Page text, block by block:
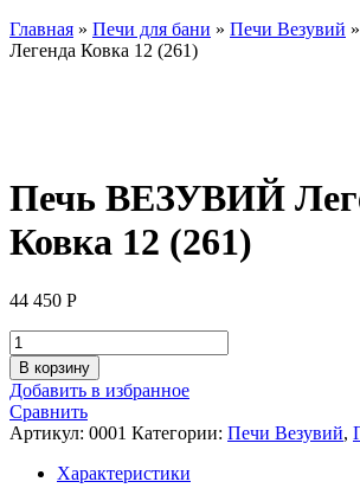
Главная » Печи для бани » Печи Везувий
Легенда Ковка 12 (261)
Печь ВЕЗУВИЙ
Ковка 12 (261)
44 450 Р
Количество
товара
Печь
ВЕЗУВИЙ
Легенда
Ковка
В корзину
Добавить в избранное
Сравнить
Артикул: 0001 Категории: Печи Везувий,
Характеристики